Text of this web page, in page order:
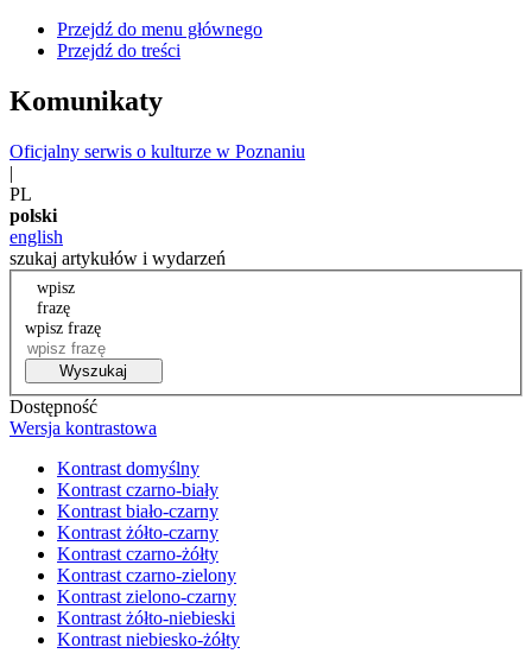
Przejdź do menu głównego
Przejdź do treści
Komunikaty
Oficjalny serwis o kulturze w Poznaniu
|
PL
polski
english
szukaj artykułów i wydarzeń
wpisz
frazę
wpisz frazę
Wyszukaj
Dostępność
Wersja kontrastowa
Kontrast domyślny
Kontrast czarno-biały
Kontrast biało-czarny
Kontrast żółto-czarny
Kontrast czarno-żółty
Kontrast czarno-zielony
Kontrast zielono-czarny
Kontrast żółto-niebieski
Kontrast niebiesko-żółty